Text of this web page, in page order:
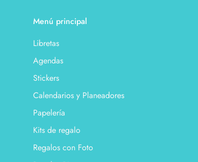
Menú principal
Libretas
Agendas
Stickers
Calendarios y Planeadores
Papelería
Kits de regalo
Regalos con Foto